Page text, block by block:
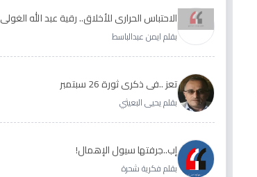
الاحتباس الحراري للأخلاق.. رقية عبد الله الغولي
وغدير طيره نموذجا
بقلم ايمن عبدالباسط
تعز ..في ذكرى ثورة 26 سبتمبر
بقلم يحيى البعيثي
إب..جرفتها سيول الإهمال!
بقلم فكرية شحرة